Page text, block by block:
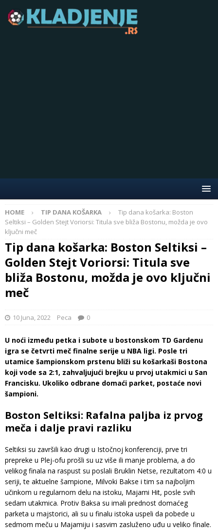
HOME TIP DANA KOŠARKA
Tip dana košarka: Boston
Seltiksi – Golden Stejt Voriorsi: Titula sve bliža Bostonu, možda je ovo
ključni meč
Tip dana košarka: Boston Seltiksi –
Golden Stejt Voriorsi: Titula sve
bliža Bostonu, možda je ovo ključni
meč
10 Juna, 2022 Peca 0
U noći između petka i subote u bostonskom TD Gardenu
igra se četvrti meč finalne serije u NBA ligi. Posle tri
utamice šampionskom prstenu bliži su košarkaši Bostona
koji vode sa 2:1, zahvaljujući brejku u prvoj utakmici u San
Francisku. Ukoliko odbrane domaći parket, postaće novi
šampioni.
Boston Seltiksi: Rafalna paljba iz prvog
meča i dalje pravi razliku
Seltiksi su završili kao drugi u Istočnoj konferenciji, prve tri
prepreke u Plej-ofu prošli su uz više ili manje problema, a do
velikog finala na raspust su poslali Bruklin Netse, rezultatom 4:0 u
seriji, te aktuelne šampione, Milvoki Bakse i tim sa najboljim
učinkom u regularnom delu na istoku, Majami Hit, posle svih
sedam utakmica. Protiv Baksa su imali prednost domaćeg
parketa u majstorici, ali su u finalu istoka uspeli da pobede u
sedmom meču u Majamiju i sasvim zasluženo uđu u veliko finale.